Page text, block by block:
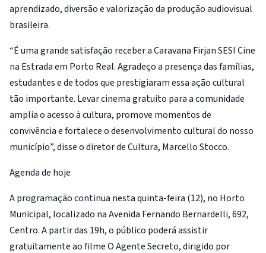
aprendizado, diversão e valorização da produção audiovisual
brasileira.
“É uma grande satisfação receber a Caravana Firjan SESI Cine
na Estrada em Porto Real. Agradeço a presença das famílias,
estudantes e de todos que prestigiaram essa ação cultural
tão importante. Levar cinema gratuito para a comunidade
amplia o acesso à cultura, promove momentos de
convivência e fortalece o desenvolvimento cultural do nosso
município”, disse o diretor de Cultura, Marcello Stocco.
Agenda de hoje
A programação continua nesta quinta-feira (12), no Horto
Municipal, localizado na Avenida Fernando Bernardelli, 692,
Centro. A partir das 19h, o público poderá assistir
gratuitamente ao filme O Agente Secreto, dirigido por